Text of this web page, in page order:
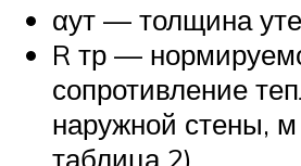
αут — толщина
R тр —
сопротивление
наружной стены, м
таблица 2)